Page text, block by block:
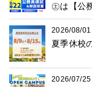
㊏は【公
2026/08/01
夏季休校
2026/07/25